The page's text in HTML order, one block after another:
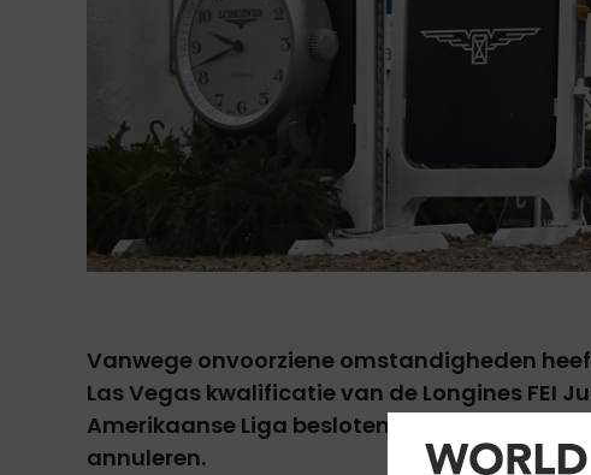
Vanwege onvoorziene omstandigheden
Las Vegas kwalificatie van de Longines FEI
Amerikaanse Liga besloten het evenement
annuleren.